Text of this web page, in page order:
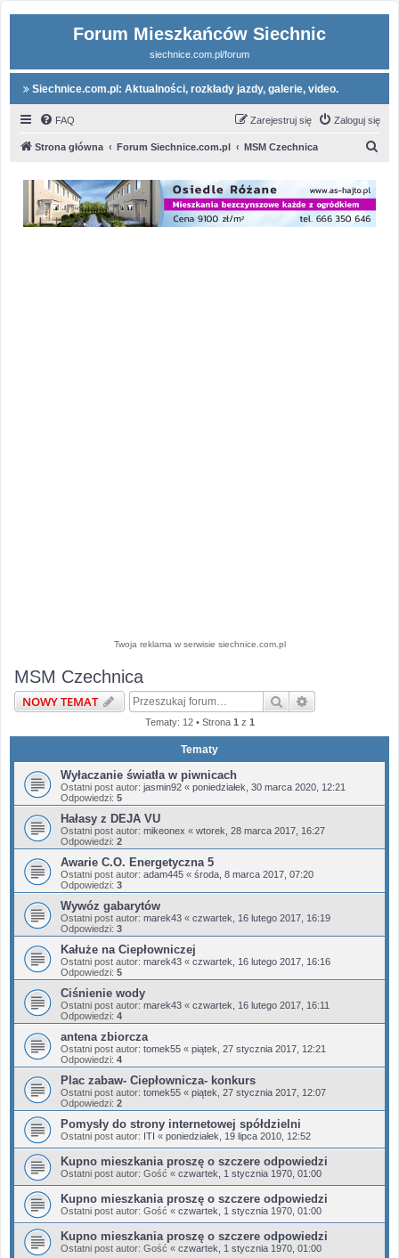
Forum Mieszkańców Siechnic
siechnice.com.pl/forum
Siechnice.com.pl: Aktualności, rozkłady jazdy, galerie, video.
FAQ Zaloguj się
Zarejestruj się
Strona główna Forum Siechnice.com.pl MSM Czechnica
Twoja reklama w serwisie siechnice.com.pl
MSM Czechnica
NOWY TEMAT Szukaj
Tematy: 12 • Strona 1 z 1
Tematy
Wyłaczanie światła w piwnicach
Ostatni post autor: jasmin92 « poniedziałek, 30 marca 2020, 12:21
Odpowiedzi: 5
Hałasy z DEJA VU
Ostatni post autor: mikeonex « wtorek, 28 marca 2017, 16:27
Odpowiedzi: 2
Awarie C.O. Energetyczna 5
Ostatni post autor: adam445 « środa, 8 marca 2017, 07:20
Odpowiedzi: 3
Wywóz gabarytów
Ostatni post autor: marek43 « czwartek, 16 lutego 2017, 16:19
Odpowiedzi: 3
Kałuże na Ciepłowniczej
Ostatni post autor: marek43 « czwartek, 16 lutego 2017, 16:16
Odpowiedzi: 5
Ciśnienie wody
Ostatni post autor: marek43 « czwartek, 16 lutego 2017, 16:11
Odpowiedzi: 4
antena zbiorcza
Ostatni post autor: tomek55 « piątek, 27 stycznia 2017, 12:21
Odpowiedzi: 4
Plac zabaw- Ciepłownicza- konkurs
Ostatni post autor: tomek55 « piątek, 27 stycznia 2017, 12:07
Odpowiedzi: 2
Pomysły do strony internetowej spółdzielni
Ostatni post autor: ITI « poniedziałek, 19 lipca 2010, 12:52
Kupno mieszkania proszę o szczere odpowiedzi
Ostatni post autor: Gość « czwartek, 1 stycznia 1970, 01:00
Kupno mieszkania proszę o szczere odpowiedzi
Ostatni post autor: Gość « czwartek, 1 stycznia 1970, 01:00
Kupno mieszkania proszę o szczere odpowiedzi
Ostatni post autor: Gość « czwartek, 1 stycznia 1970, 01:00